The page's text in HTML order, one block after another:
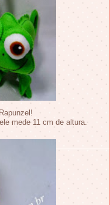
mede 11 cm de altura.